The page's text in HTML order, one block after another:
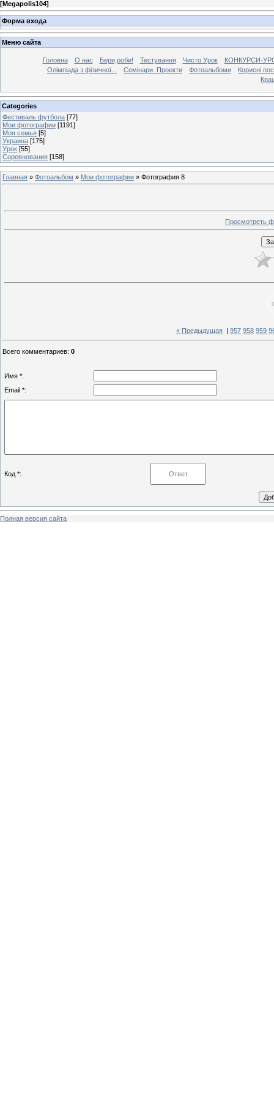
[Megapolis104]
Форма входа
Меню сайта
Головна О нас Бери,роби! Тестування Чисто Урок
КОНКУРСИ-
Олімпіада з фізичної...
Семінари. Проекти Фотоальбоми
Корисні
Categories
Фестиваль футбола [77]
Мои фотографии [1191]
Моя семья [5]
Украина [175]
Урок [55]
Соревнования [158]
Главная » Фотоальбом » Мои фотографии » Фотография 8
Просмотреть
« Предыдущая 957 958 959
Всего комментариев: 0
Имя *:
Email *:
Код *:
Полная версия сайта